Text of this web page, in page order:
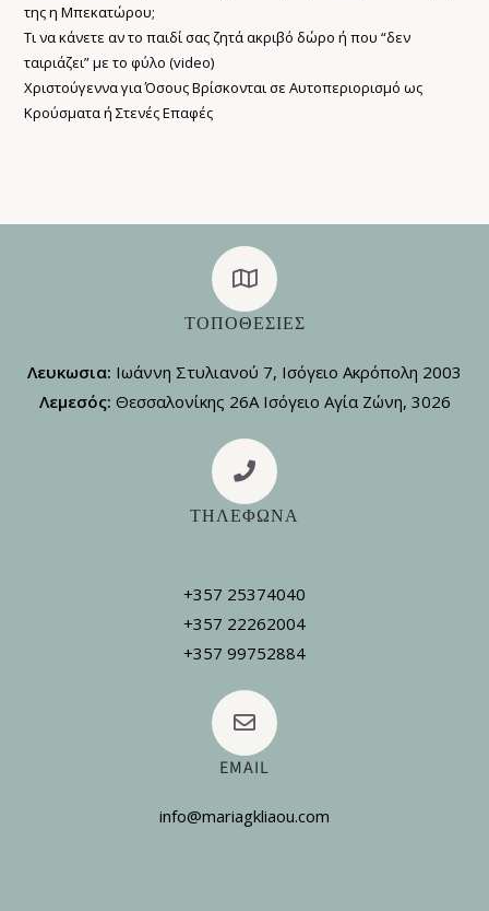
της η Μπεκατώρου;
Τι να κάνετε αν το παιδί σας ζητά ακριβό δώρο ή που “δεν
ταιριάζει” με το φύλο (video)
Χριστούγεννα για Όσους Βρίσκονται σε Αυτοπεριορισμό ως
Κρούσματα ή Στενές Επαφές
ΤΟΠΟΘΕΣΊΕΣ
Λευκωσια: Ιωάννη Στυλιανού 7, Ισόγειο Ακρόπολη 2003
Λεμεσός: Θεσσαλονίκης 26Α Ισόγειο Αγία Ζώνη, 3026
ΤΗΛΕΦΩΝΑ
+357 25374040
+357 22262004
+357 99752884
EMAIL
info@mariagkliaou.com